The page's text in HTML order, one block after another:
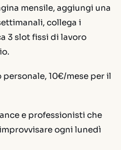
mensile, aggiungi una
collega i
3 slot fissi di lavoro
personale, 10€/mese per il
e professionisti che
ogni lunedì